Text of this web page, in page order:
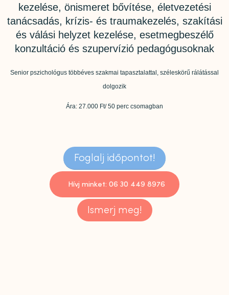
kezelése, önismeret bővítése, életvezetési
tanácsadás, krízis- és traumakezelés, szakítási
és válási helyzet kezelése, esetmegbeszélő
konzultáció és szupervízió pedagógusoknak
Senior pszichológus többéves szakmai tapasztalattal, széleskörű rálátással
dolgozik
Ára: 27.000 Ft/ 50 perc csomagban
Foglalj időpontot!
Hívj minket: 06 30 449 8976
Ismerj meg!